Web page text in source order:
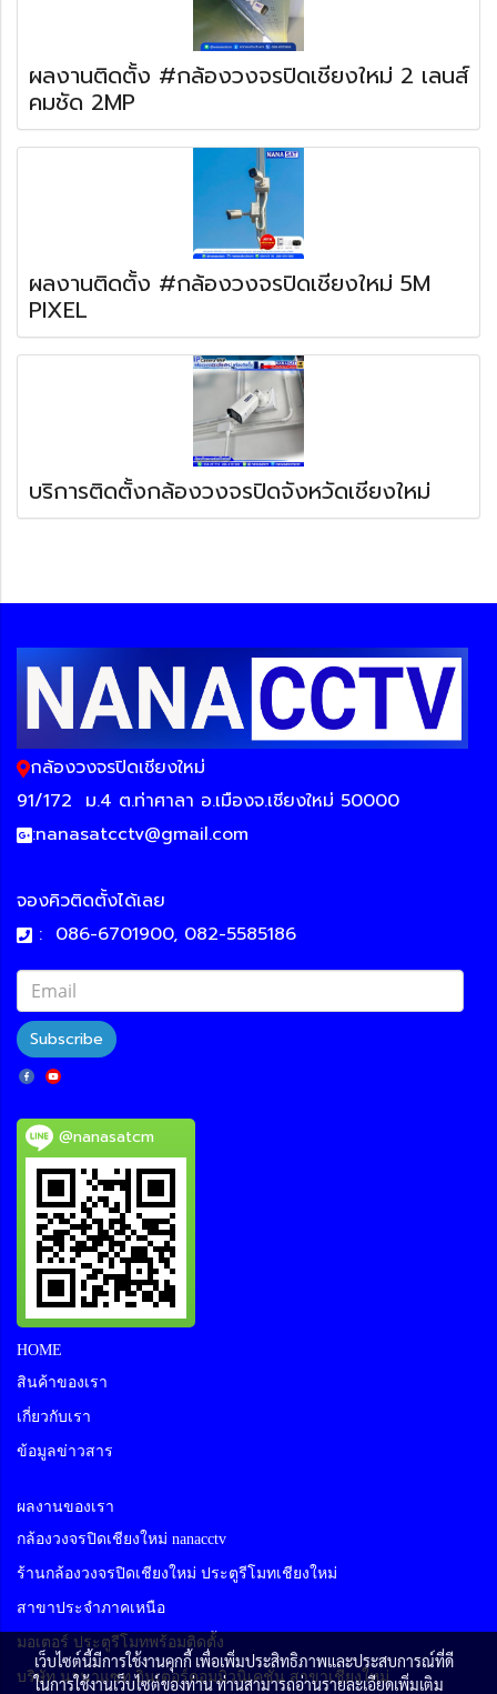
ผลงานติดตั้ง #กล้องวงจรปิดเชียงใหม่ 2 เลนส์
คมชัด 2MP
ผลงานติดตั้ง #กล้องวงจรปิดเชียงใหม่ 5M
PIXEL
บริการติดตั้งกล้องวงจรปิดจังหวัดเชียงใหม่
กล้องวงจรปิดเชียงใหม่
91/172 ม.4 ต.ท่าศาลา อ.เมืองจ.เชียงใหม่ 50000
:nanasatcctv@gmail.com
จองคิวติดตั้งได้เลย
: 086-6701900, 082-5585186
Subscribe
@nanasatcm
HOME
สินค้าของเรา
เกี่ยวกับเรา
ข้อมูลข่าวสาร
ผลงานของเรา
กล้องวงจรปิดเชียงใหม่ nanacctv
ร้านกล้องวงจรปิดเชียงใหม่ ประตูรีโมทเชียงใหม่
สาขาประจำภาคเหนือ
มอเตอร์ ประตูรีโมทพร้อมติดตั้ง
บริษัท นานาแซท อินเตอร์คอมมิวนิเคชั่น สาขาเชียงใหม่
เว็บไซต์นี้มีการใช้งานคุกกี้ เพื่อเพิ่มประสิทธิภาพและประสบการณ์ที่ดี
ในการใช้งานเว็บไซต์ของท่าน ท่านสามารถอ่านรายละเอียดเพิ่มเติม